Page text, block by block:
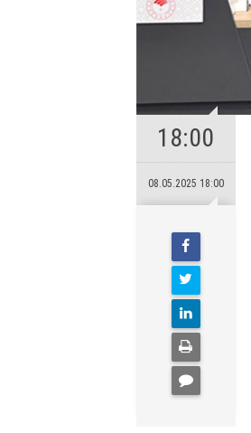
18:00
08.05.2025 18:00